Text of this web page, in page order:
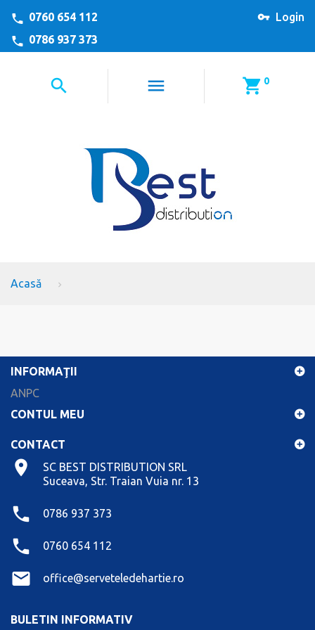
Login
0760 654 112
0786 937 373
0
Acasă
INFORMAŢII
ANPC
CONTUL MEU
CONTACT
SC BEST DISTRIBUTION SRL
Suceava, Str. Traian Vuia nr. 13
0786 937 373
0760 654 112
office@serveteledehartie.ro
BULETIN INFORMATIV